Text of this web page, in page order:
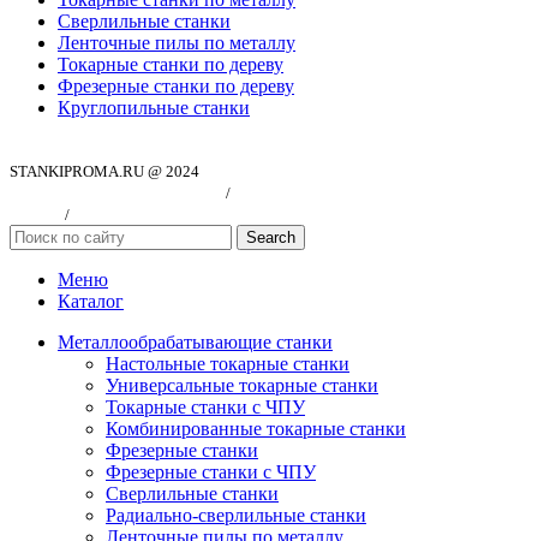
Сверлильные станки
Ленточные пилы по металлу
Токарные станки по дереву
Фрезерные станки по дереву
Круглопильные станки
STANKIPROMA.RU @ 2024
/
/
Search
Меню
Каталог
Металлообрабатывающие станки
Настольные токарные станки
Универсальные токарные станки
Токарные станки с ЧПУ
Комбинированные токарные станки
Фрезерные станки
Фрезерные станки с ЧПУ
Сверлильные станки
Радиально-сверлильные станки
Ленточные пилы по металлу